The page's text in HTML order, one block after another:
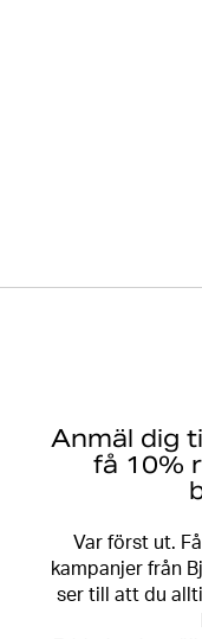
Anmäl dig
få 10%
Var först ut.
kampanjer från
ser till att du